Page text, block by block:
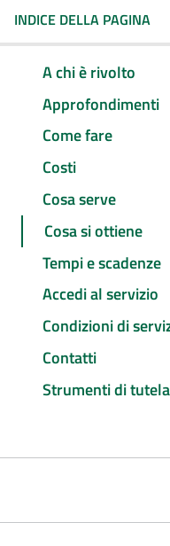
INDICE DELLA PAGINA
A chi è rivolto
Approfondimenti
Come fare
Costi
Cosa serve
Cosa si ottiene
Tempi e scadenze
Accedi al servizio
Condizioni di
Contatti
Strumenti di tutela